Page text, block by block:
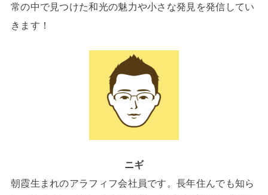
常の中で見つけた和光の魅力や小さな発見を発信してい
きます！
ニギ
朝霞生まれのアラフィフ会社員です。長年住んでも知ら